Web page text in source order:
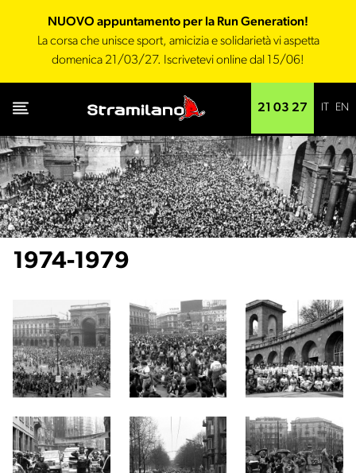
NUOVO appuntamento per la Run Generation!
La corsa che unisce sport, amicizia e solidarietà vi aspetta
domenica 21/03/27. Iscrivetevi online dal 15/06!
21 03 27 EN
1974-1979